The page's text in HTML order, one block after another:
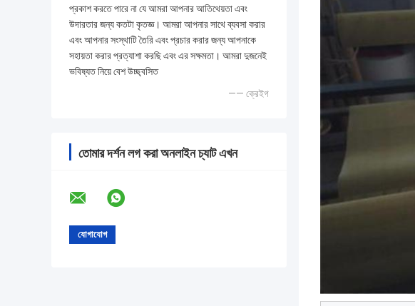
প্রকাশ করতে পারে না যে আমরা আপনার আতিথেয়তা এবং
উদারতার জন্য কতটা কৃতজ্ঞ। আমরা আপনার সাথে ব্যবসা করার
এবং আপনার সংস্থাটি তৈরি এবং প্রচার করার জন্য আপনাকে
সহায়তা করার প্রত্যাশা করছি এবং এর সক্ষমতা। আমরা দুজনেই
ভবিষ্যত নিয়ে বেশ উচ্ছ্বসিত
—— ক্রেইগ
তোমার দর্শন লগ করা অনলাইন চ্যাট এখন